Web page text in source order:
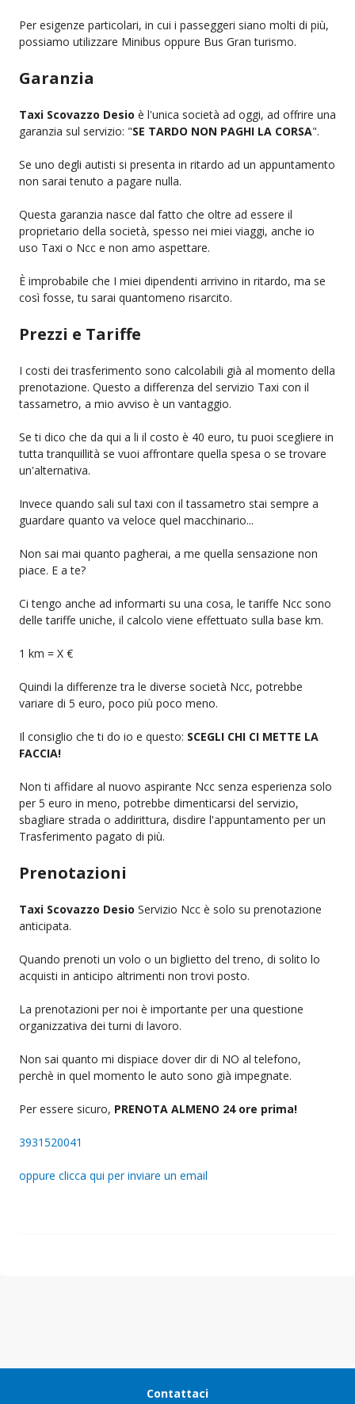
Per esigenze particolari, in cui i passeggeri siano molti di più,
possiamo utilizzare Minibus oppure Bus Gran turismo.
Garanzia
Taxi Scovazzo Desio è l'unica società ad oggi, ad offrire una
garanzia sul servizio: "SE TARDO NON PAGHI LA CORSA".
Se uno degli autisti si presenta in ritardo ad un appuntamento
non sarai tenuto a pagare nulla.
Questa garanzia nasce dal fatto che oltre ad essere il
proprietario della società, spesso nei miei viaggi, anche io
uso Taxi o Ncc e non amo aspettare.
È improbabile che I miei dipendenti arrivino in ritardo, ma se
così fosse, tu sarai quantomeno risarcito.
Prezzi e Tariffe
I costi dei trasferimento sono calcolabili già al momento della
prenotazione. Questo a differenza del servizio Taxi con il
tassametro, a mio avviso è un vantaggio.
Se ti dico che da qui a li il costo è 40 euro, tu puoi scegliere in
tutta tranquillità se vuoi affrontare quella spesa o se trovare
un'alternativa.
Invece quando sali sul taxi con il tassametro stai sempre a
guardare quanto va veloce quel macchinario...
Non sai mai quanto pagherai, a me quella sensazione non
piace. E a te?
Ci tengo anche ad informarti su una cosa, le tariffe Ncc sono
delle tariffe uniche, il calcolo viene effettuato sulla base km.
1 km = X €
Quindi la differenze tra le diverse società Ncc, potrebbe
variare di 5 euro, poco più poco meno.
Il consiglio che ti do io e questo: SCEGLI CHI CI METTE LA
FACCIA!
Non ti affidare al nuovo aspirante Ncc senza esperienza solo
per 5 euro in meno, potrebbe dimenticarsi del servizio,
sbagliare strada o addirittura, disdire l'appuntamento per un
Trasferimento pagato di più.
Prenotazioni
Taxi Scovazzo Desio Servizio Ncc è solo su prenotazione
anticipata.
Quando prenoti un volo o un biglietto del treno, di solito lo
acquisti in anticipo altrimenti non trovi posto.
La prenotazioni per noi è importante per una questione
organizzativa dei turni di lavoro.
Non sai quanto mi dispiace dover dir di NO al telefono,
perchè in quel momento le auto sono già impegnate.
Per essere sicuro, PRENOTA ALMENO 24 ore prima!
3931520041
oppure clicca qui per inviare un email
Contattaci